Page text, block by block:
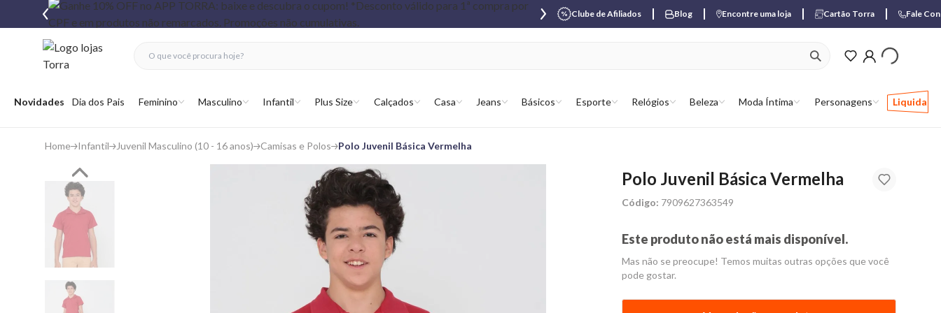
Clube de Afiliados Blog Encontre uma loja Cartão Torra Fale
Abrir menu
Novidades Dia dos Pais Feminino Masculino Infantil Plus Size Calçados Casa Jeans Básicos Esporte Relógios Beleza Moda Íntima Personagens Liquida
ver produtos
fechar menu
fechar menu
favoritos
Home Infantil Juvenil Masculino (10 - 16 anos) Camisas e Polos Polo Juvenil Básica Vermelha
Polo Juvenil Básica Vermelha
Código: 7909627363549
Este produto não está mais disponível.
Mas não se preocupe! Temos muitas outras opções que você
pode gostar.